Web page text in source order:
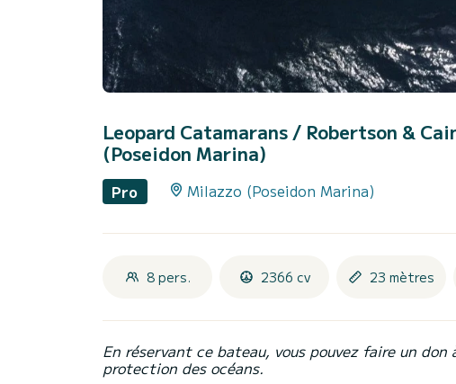
Leopard Catamarans / Robertson &
(Poseidon Marina)
Pro Milazzo (Poseidon Marina)
8 pers. 2366 cv 23 mètres
En réservant ce bateau, vous pouvez faire un
protection des océans.